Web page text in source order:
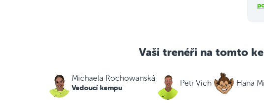
Vaši trenéři na tomto
Michaela Rochowanská
Vedoucí kempu
Petr Vích Hana